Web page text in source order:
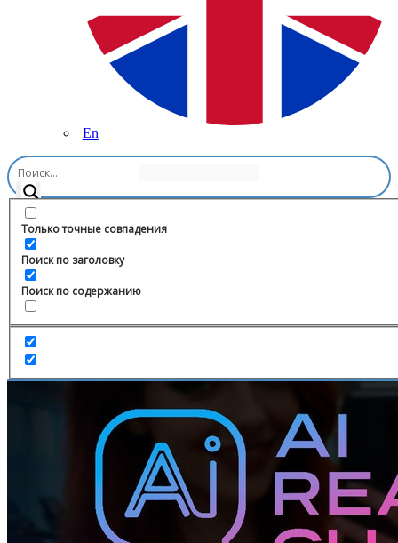
En
Только точные совпадения
Поиск по заголовку
Поиск по содержанию
Главная